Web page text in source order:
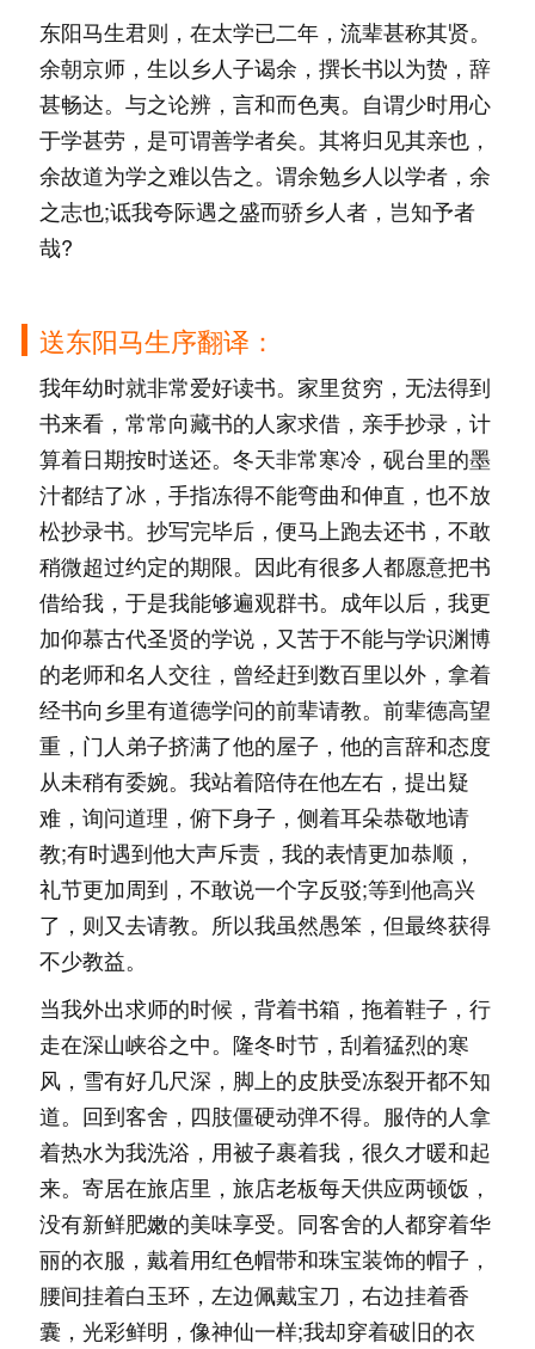
东阳马生君则，在太学已二年，流辈甚称其贤。
余朝京师，生以乡人子谒余，撰长书以为贽，辞
甚畅达。与之论辨，言和而色夷。自谓少时用心
于学甚劳，是可谓善学者矣。其将归见其亲也，
余故道为学之难以告之。谓余勉乡人以学者，余
之志也;诋我夸际遇之盛而骄乡人者，岂知予者
哉?
送东阳马生序翻译：
我年幼时就非常爱好读书。家里贫穷，无法得到
书来看，常常向藏书的人家求借，亲手抄录，计
算着日期按时送还。冬天非常寒冷，砚台里的墨
汁都结了冰，手指冻得不能弯曲和伸直，也不放
松抄录书。抄写完毕后，便马上跑去还书，不敢
稍微超过约定的期限。因此有很多人都愿意把书
借给我，于是我能够遍观群书。成年以后，我更
加仰慕古代圣贤的学说，又苦于不能与学识渊博
的老师和名人交往，曾经赶到数百里以外，拿着
经书向乡里有道德学问的前辈请教。前辈德高望
重，门人弟子挤满了他的屋子，他的言辞和态度
从未稍有委婉。我站着陪侍在他左右，提出疑
难，询问道理，俯下身子，侧着耳朵恭敬地请
教;有时遇到他大声斥责，我的表情更加恭顺，
礼节更加周到，不敢说一个字反驳;等到他高兴
了，则又去请教。所以我虽然愚笨，但最终获得
不少教益。
当我外出求师的时候，背着书箱，拖着鞋子，行
走在深山峡谷之中。隆冬时节，刮着猛烈的寒
风，雪有好几尺深，脚上的皮肤受冻裂开都不知
道。回到客舍，四肢僵硬动弹不得。服侍的人拿
着热水为我洗浴，用被子裹着我，很久才暖和起
来。寄居在旅店里，旅店老板每天供应两顿饭，
没有新鲜肥嫩的美味享受。同客舍的人都穿着华
丽的衣服，戴着用红色帽带和珠宝装饰的帽子，
腰间挂着白玉环，左边佩戴宝刀，右边挂着香
囊，光彩鲜明，像神仙一样;我却穿着破旧的衣